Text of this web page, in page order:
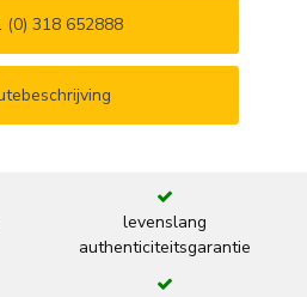
(0) 318 652888
levenslang
authenticiteitsgarantie